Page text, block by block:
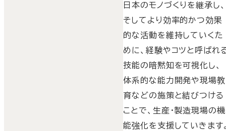
日本のモノづくりを継承し、
そしてより効率的かつ効果
的な活動を維持していくた
めに、経験やコツと呼ばれ
技能の暗黙知を可視化し、
体系的な能力開発や現場教
育などの施策と結びつける
ことで、生産・製造現場の機
能強化を支援していきます